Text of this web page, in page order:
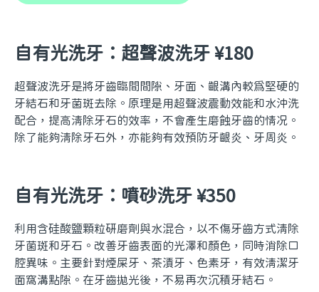
自有光洗牙：超聲波洗牙 ¥180
超聲波洗牙是將牙齒臨間間隙、牙面、齦溝內較為堅硬的
牙結石和牙菌斑去除。原理是用超聲波震動效能和水沖洗
配合，提高清除牙石的效率，不會產生磨蝕牙齒的情况。
除了能夠清除牙石外，亦能夠有效預防牙齦炎、牙周炎。
自有光洗牙：噴砂洗牙 ¥350
利用含硅酸鹽顆粒研磨劑與水混合，以不傷牙齒方式清除
牙菌斑和牙石。改善牙齒表面的光澤和顏色，同時消除口
腔異味。主要針對煙屎牙、茶漬牙、色素牙，有效清潔牙
面窩溝點隙。在牙齒拋光後，不易再次沉積牙結石。